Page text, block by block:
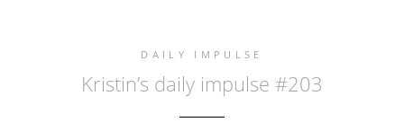
DAILY IMPULSE
Kristin’s daily impulse #203